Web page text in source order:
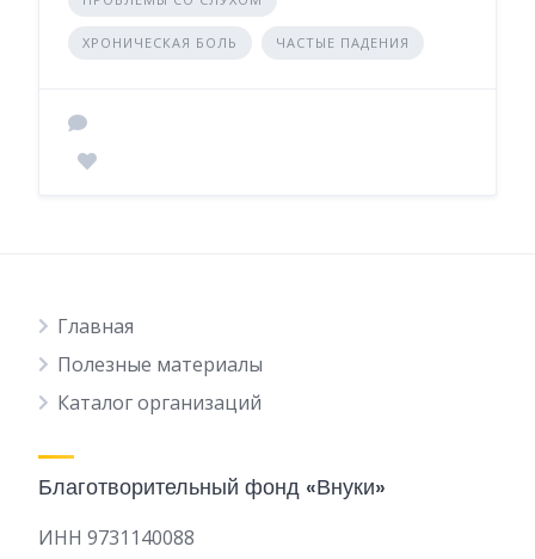
ХРОНИЧЕСКАЯ БОЛЬ ЧАСТЫЕ ПАДЕНИЯ
Главная
Полезные материалы
Каталог организаций
Благотворительный фонд «Внуки»
ИНН 9731140088